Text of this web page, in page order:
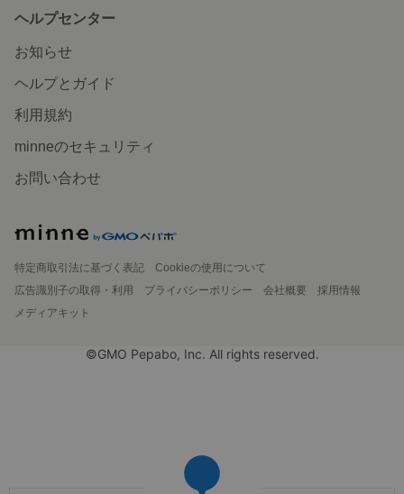
ヘルプセンター
お知らせ
ヘルプとガイド
利用規約
minneのセキュリティ
お問い合わせ
特定商取引法に基づく表記
Cookieの使用について
広告識別子の取得・利用
プライバシーポリシー 会社概要
採用情報
メディアキット
©GMO Pepabo, Inc. All rights reserved.